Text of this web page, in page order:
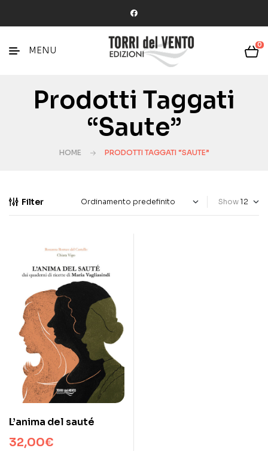
MENU
0
Prodotti Taggati
“saute”
HOME PRODOTTI TAGGATI “SAUTE”
Filter Show
L’anima del sauté
32,00€